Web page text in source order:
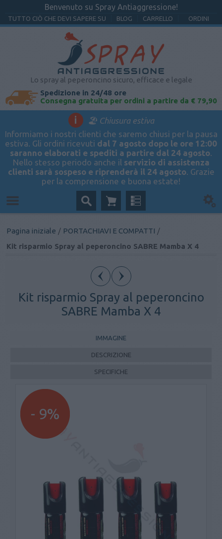
Benvenuto su Spray Antiaggressione!
TUTTO CIÒ CHE DEVI SAPERE SU BLOG CARRELLO ORDINI
Lo spray al peperoncino sicuro, efficace e legale
Spedizione in 24/48 ore
Consegna gratuita per ordini a partire da € 79,90
i
🏖️ Chiusura estiva
Informiamo i nostri clienti che saremo chiusi per la pausa
estiva. Gli ordini ricevuti dal 7 agosto dopo le ore 12:00
saranno elaborati e spediti a partire dal 24 agosto.
Nello stesso periodo anche il servizio di assistenza
clienti sarà sospeso e riprenderà il 24 agosto. Grazie
per la comprensione e buona estate!
Pagina iniziale / PORTACHIAVI E COMPATTI /
Kit risparmio Spray al peperoncino SABRE Mamba X 4
Kit risparmio Spray al peperoncino
SABRE Mamba X 4
IMMAGINE
DESCRIZIONE
SPECIFICHE
- 9%